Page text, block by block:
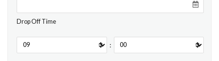
Drop Off Time
: